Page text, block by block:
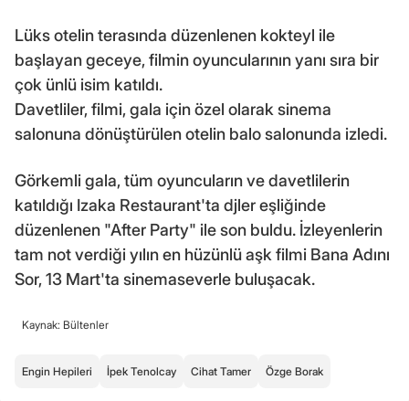
Lüks otelin terasında düzenlenen kokteyl ile
başlayan geceye, filmin oyuncularının yanı sıra bir
çok ünlü isim katıldı.
Davetliler, filmi, gala için özel olarak sinema
salonuna dönüştürülen otelin balo salonunda izledi.
Görkemli gala, tüm oyuncuların ve davetlilerin
katıldığı Izaka Restaurant'ta djler eşliğinde
düzenlenen "After Party" ile son buldu. İzleyenlerin
tam not verdiği yılın en hüzünlü aşk filmi Bana Adını
Sor, 13 Mart'ta sinemaseverle buluşacak.
Kaynak: Bültenler
Engin Hepileri İpek Tenolcay Cihat Tamer Özge Borak